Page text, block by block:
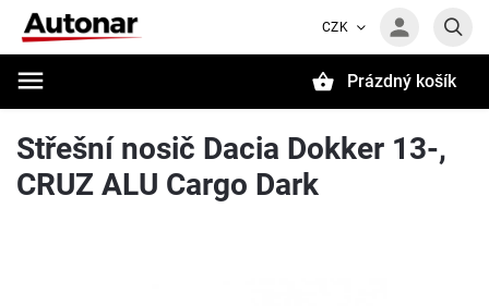
CZK
Prázdný košík
Střešní nosič Dacia Dokker 13-,
CRUZ ALU Cargo Dark